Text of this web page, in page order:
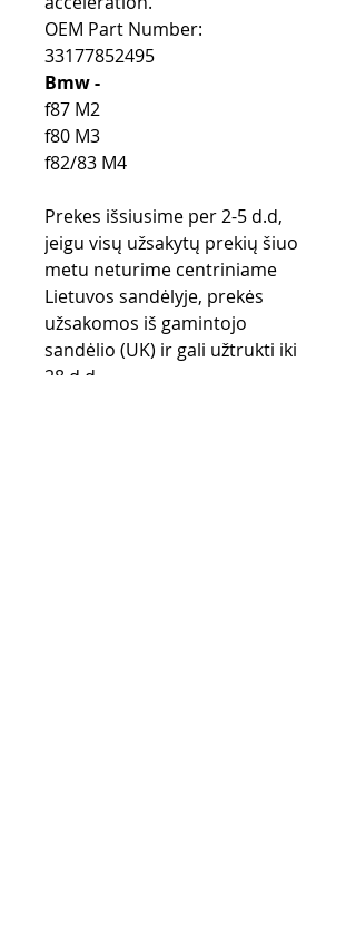
OEM Part Number:
33177852495
Bmw -
f87 M2
f80 M3
f82/83 M4
Prekes išsiusime per 2-5 d.d,
jeigu visų užsakytų prekių šiuo
metu neturime centriniame
Lietuvos sandėlyje, prekės
užsakomos iš gamintojo
sandėlio (UK) ir gali užtrukti iki
28 d.d.